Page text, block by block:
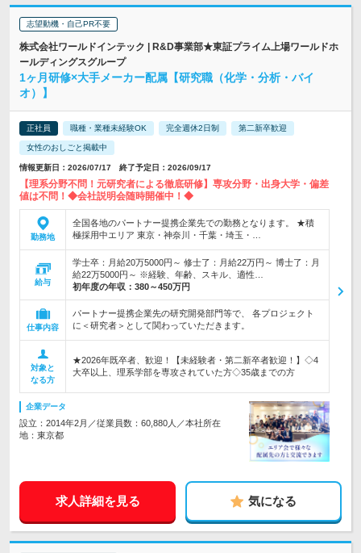
志望動機・自己PR不要
株式会社ワールドインテック | R&D事業部★東証プライム上場ワールドホ
ールディングスグループ
1ヶ月研修×大手メーカー配属【研究職（化学・分析・バイ
オ）】
正社員 職種・業種未経験OK 完全週休2日制 第二新卒歓迎
女性のおしごと掲載中
情報更新日：2026/07/17 終了予定日：2026/09/17
【理系分野不問！元研究者による徹底研修】専攻分野・出身大学・偏差
値は不問！◆会社説明会随時開催中！◆
勤務地
全国各地のパートナー提携企業先での勤務となります。 ★積
極採用中エリア 東京・神奈川・千葉・埼玉・…
給与
学士卒：月給20万5000円～ 修士了：月給22万円～ 博士了：月
給22万5000円～ ※経験、年齢、スキル、適性…
初年度の年収： 380～450万円
仕事内容
パートナー提携企業先の研究開発部門等で、 各プロジェクト
に＜研究者＞として関わっていただきます。
対象と
なる方
★2026年既卒者、歓迎！【未経験者・第二新卒者歓迎！】◇4
大卒以上、理系学部を専攻されていた方◇35歳までの方
企業データ
設立：2014年2月／従業員数：60,880人／本社所在
地：東京都
求人詳細を見る 気になる